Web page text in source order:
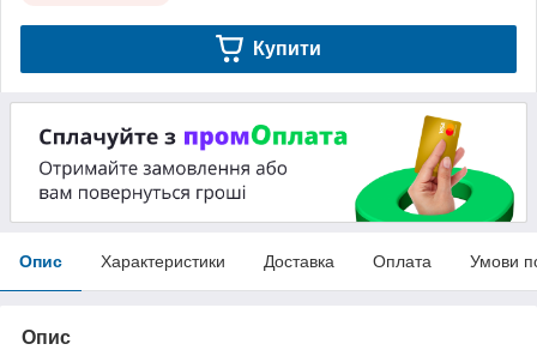
Купити
Опис Характеристики Доставка Оплата Умови
Опис